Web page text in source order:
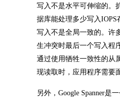
写入不是水平可伸缩的。
据库能处理多少写入IOPS
写入不是全局一致的。许
生冲突时最后一个写入程
通过使用牺牲一致性的从
现读取时，应用程序需要
另外，Google Spanner是